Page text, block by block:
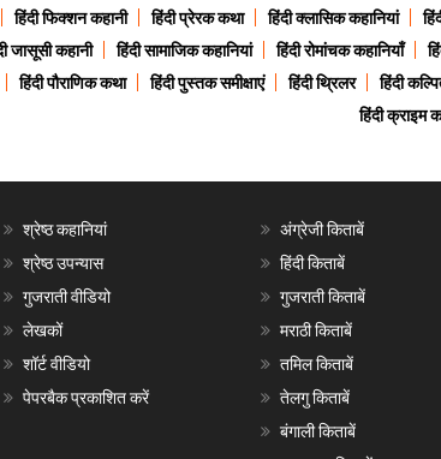
हिंदी फिक्शन कहानी हिंदी प्रेरक कथा हिंदी क्लासिक कहानियां
जासूसी कहानी हिंदी सामाजिक कहानियां हिंदी रोमांचक कहानियाँ
हिंदी पौराणिक कथा हिंदी पुस्तक समीक्षाएं हिंदी थ्रिलर हिंदी
हिंदी क्राइम
श्रेष्ठ कहानियां
श्रेष्ठ उपन्यास
गुजराती वीडियो
लेखकों
शॉर्ट वीडियो
पेपरबैक प्रकाशित करें
अंग्रेजी किताबें
हिंदी किताबें
गुजराती किताबें
मराठी किताबें
तमिल किताबें
तेलगु किताबें
बंगाली किताबें